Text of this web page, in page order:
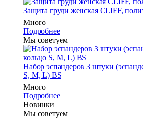
Защита груди женская CLIFF,
Много
Подробнее
Мы советуем
Набор эспандеров 3 штуки
S, M, L) BS
Много
Подробнее
Новинки
Мы советуем